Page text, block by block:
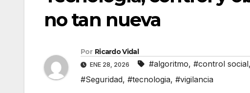
no tan nueva
Por Ricardo Vidal
ENE 28, 2026 #algoritmo, #control social,
#Seguridad, #tecnologia, #vigilancia